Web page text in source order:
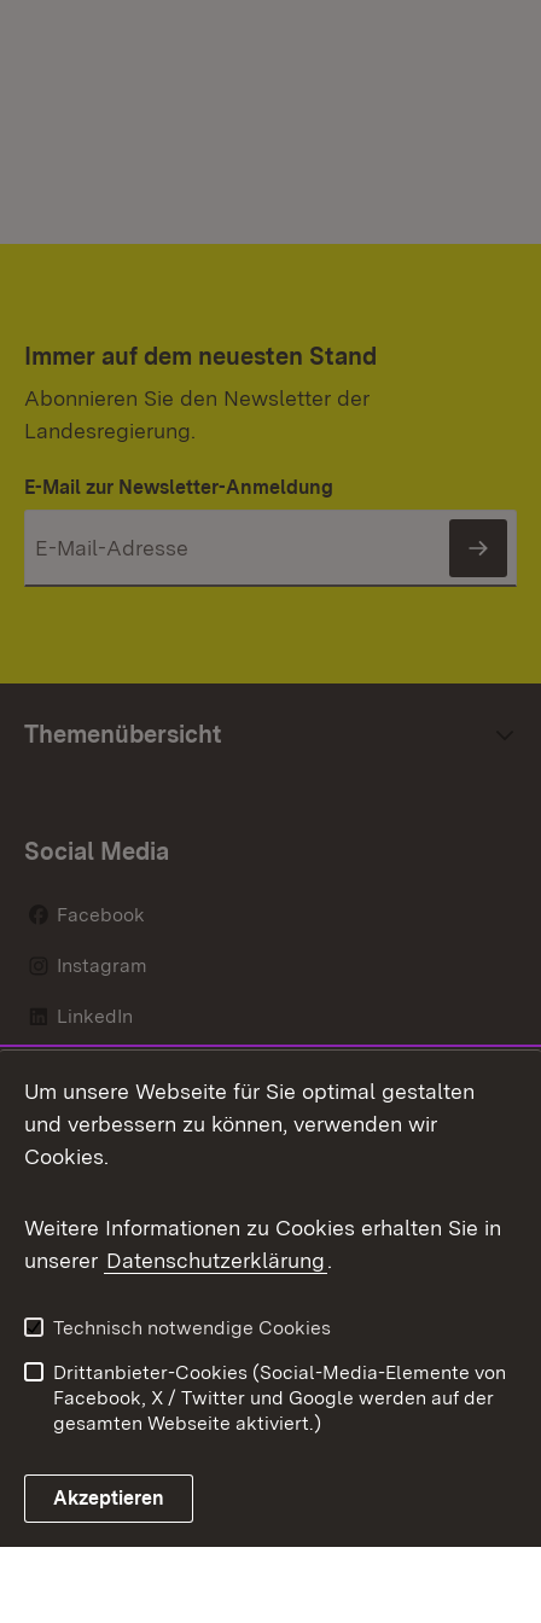
Immer auf dem neuesten Stand
Abonnieren Sie den Newsletter der
Landesregierung.
E-Mail zur Newsletter-Anmeldung
Themenübersicht
Social Media
Facebook
Instagram
LinkedIn
X / Twitter
Youtube
Link zum Landesportal
Kontakt
Datenschutz
Barrierefreiheit
Impressum
Cookies
Um unsere Webseite für Sie optimal gestalten
und verbessern zu können, verwenden wir
Cookies.
Weitere Informationen zu Cookies erhalten Sie in
unserer Datenschutzerklärung.
Technisch notwendige Cookies
Drittanbieter-Cookies (Social-Media-Elemente von
Facebook, X / Twitter und Google werden auf der
gesamten Webseite aktiviert.)
Akzeptieren